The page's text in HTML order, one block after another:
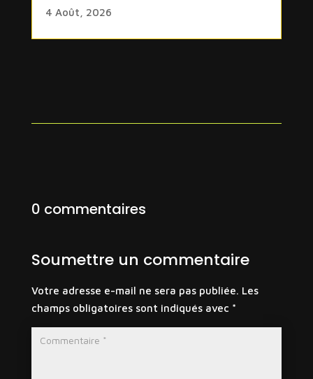
4 Août, 2026
0 commentaires
Soumettre un commentaire
Votre adresse e-mail ne sera pas publiée. Les
champs obligatoires sont indiqués avec *